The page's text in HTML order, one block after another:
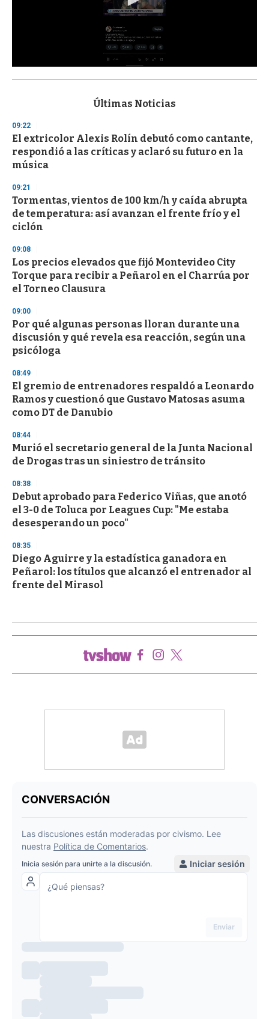
s
d
s
o
f
3
s
e
c
o
n
s
Últimas Noticias
09:22
El extricolor Alexis Rolín debutó como cantante,
respondió a las críticas y aclaró su futuro en la
música
09:21
Tormentas, vientos de 100 km/h y caída abrupta
de temperatura: así avanzan el frente frío y el
ciclón
09:08
Los precios elevados que fijó Montevideo City
Torque para recibir a Peñarol en el Charrúa por
el Torneo Clausura
09:00
Por qué algunas personas lloran durante una
discusión y qué revela esa reacción, según una
psicóloga
08:49
El gremio de entrenadores respaldó a Leonardo
Ramos y cuestionó que Gustavo Matosas asuma
como DT de Danubio
08:44
Murió el secretario general de la Junta Nacional
de Drogas tras un siniestro de tránsito
08:38
Debut aprobado para Federico Viñas, que anotó
el 3-0 de Toluca por Leagues Cup: "Me estaba
desesperando un poco"
08:35
Diego Aguirre y la estadística ganadora en
Peñarol: los títulos que alcanzó el entrenador al
frente del Mirasol